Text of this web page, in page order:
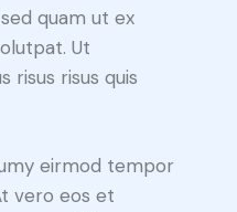
quam ut ex
Ut
risus risus quis
eirmod tempor
vero eos et